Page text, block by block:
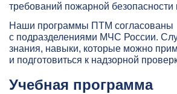
требований пожарной
Наши программы ПТМ согласованы
с подразделениями МЧС России.
знания, навыки, которые можно
и подготовиться к надзорной
Учебная программа